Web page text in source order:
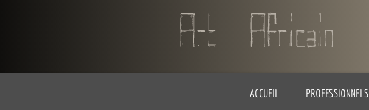
ACCUEIL PROFESSIONNELS